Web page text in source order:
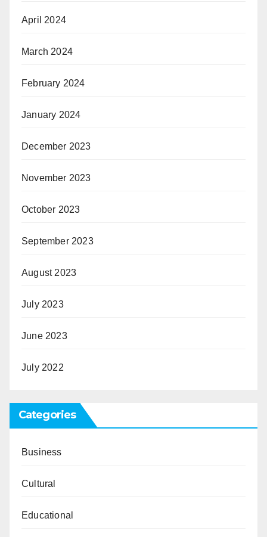
April 2024
March 2024
February 2024
January 2024
December 2023
November 2023
October 2023
September 2023
August 2023
July 2023
June 2023
July 2022
Categories
Business
Cultural
Educational